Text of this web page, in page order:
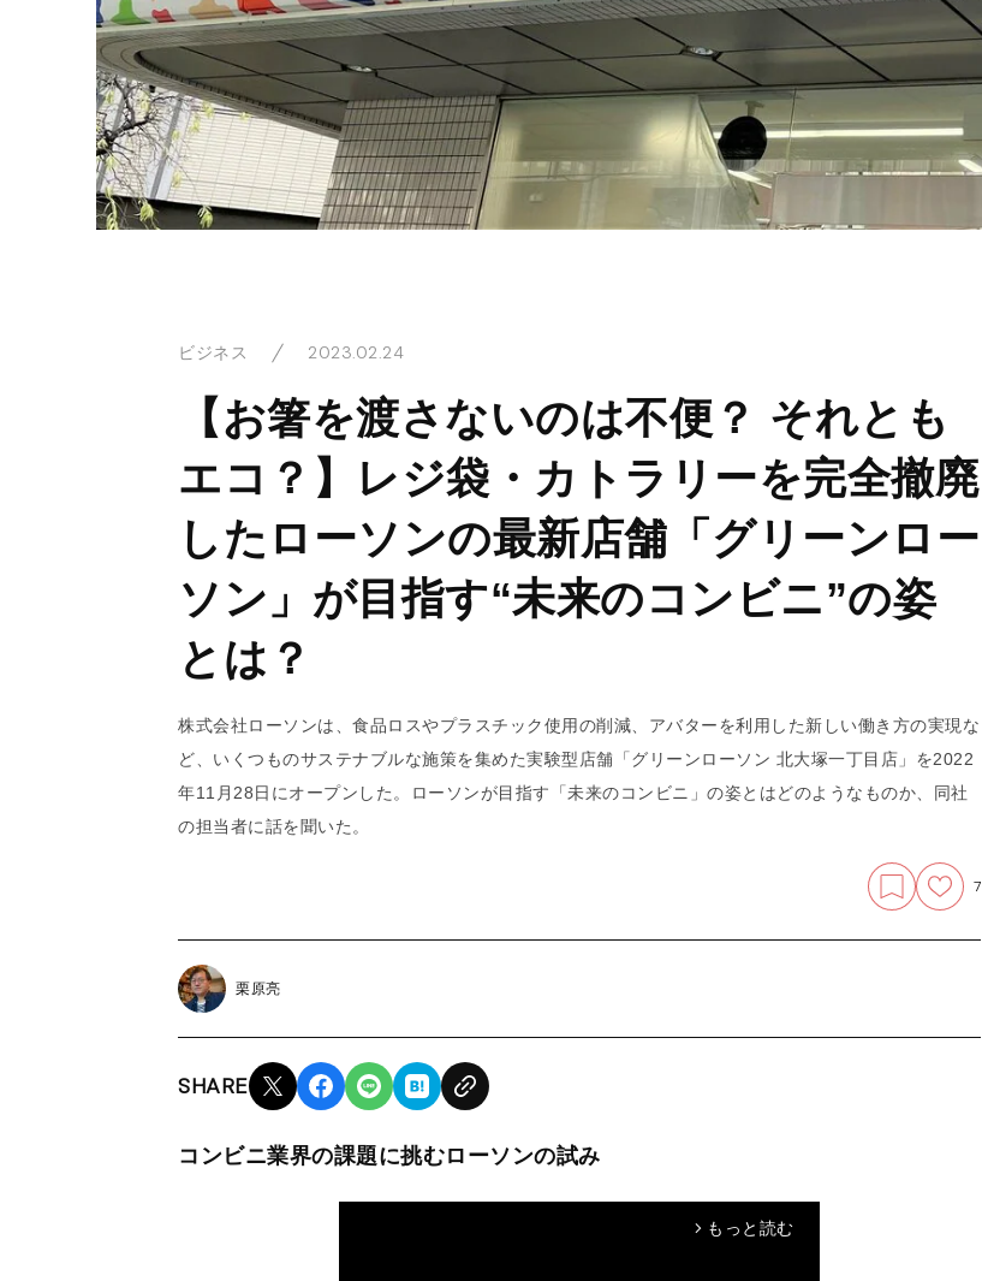
ビジネス 2023.02.24
【お箸を渡さないのは不便？ それとも
エコ？】レジ袋・カトラリーを完全撤廃
したローソンの最新店舗「グリーンロー
ソン」が目指す“未来のコンビニ”の姿
とは？
株式会社ローソンは、食品ロスやプラスチック使用の削減、アバターを利用した新しい働き方の実現な
ど、いくつものサステナブルな施策を集めた実験型店舗「グリーンローソン 北大塚一丁目店」を2022
年11月28日にオープンした。ローソンが目指す「未来のコンビニ」の姿とはどのようなものか、同社
の担当者に話を聞いた。
7
栗原亮
SHARE
コンビニ業界の課題に挑むローソンの試み
arrow_forward_ios もっと読む